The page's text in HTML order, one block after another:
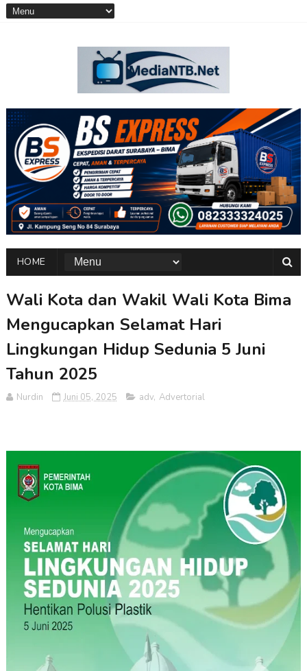
HOME
Wali Kota dan Wakil Wali Kota Bima
Mengucapkan Selamat Hari
Lingkungan Hidup Sedunia 5 Juni
Tahun 2025
Nurdin Juni 05, 2025 adv, Advertorial